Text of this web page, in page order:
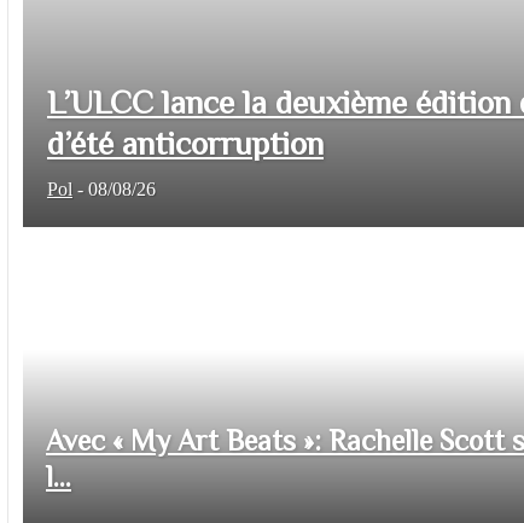
L’ULCC lance la deuxième édition
d’été anticorruption
Pol - 08/08/26
Avec « My Art Beats »: Rachelle Scott
l...